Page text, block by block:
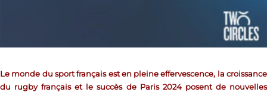
Le monde du sport français est en pleine effervescence, la croissance
du rugby français et le succès de Paris 2024 posent de nouvelles